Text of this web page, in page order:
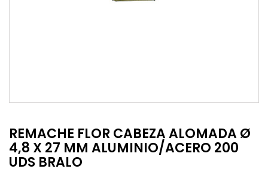
REMACHE FLOR CABEZA ALOMADA Ø
4,8 X 27 MM ALUMINIO/ACERO 200
UDS BRALO